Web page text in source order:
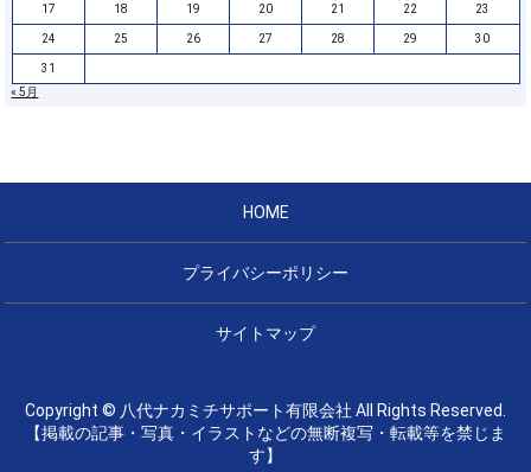
17 18 19 20 21 22 23
24 25 26 27 28 29 30
31
« 5月
HOME
プライバシーポリシー
サイトマップ
Copyright © 八代ナカミチサポート有限会社 All Rights Reserved.
【掲載の記事・写真・イラストなどの無断複写・転載等を禁じま
す】